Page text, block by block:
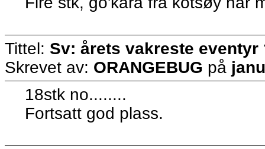
Tittel: Sv: årets vakreste eventyr
Skrevet av: ORANGEBUG på
18stk no........
Fortsatt god plass.